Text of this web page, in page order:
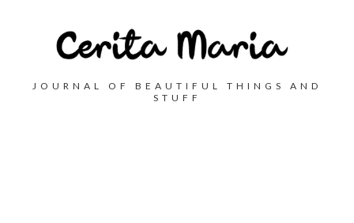
JOURNAL OF BEAUTIFUL THINGS AND
STUFF